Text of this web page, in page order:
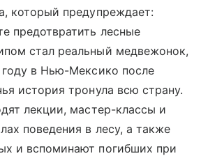
который предупреждает:
предотвратить лесные
стал реальный медвежонок,
в Нью-Мексико после
история тронула всю страну.
лекции, мастер-классы и
поведения в лесу, а также
и вспоминают погибших при